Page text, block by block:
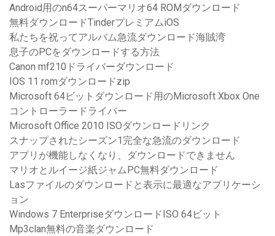
Android用のn64スーパーマリオ64 ROMダウンロード
無料ダウンロードTinderプレミアムiOS
私たちを祝ってアルバム急流ダウンロード海賊湾
息子のPCをダウンロードする方法
Canon mf210ドライバーダウンロード
IOS 11 romダウンロードzip
Microsoft 64ビットダウンロード用のMicrosoft Xbox One
コントローラードライバー
Microsoft Office 2010 ISOダウンロードリンク
スナップされたシーズン1完全な急流のダウンロード
アプリが機能しなくなり、ダウンロードできません
マリオとルイージ紙ジャムPC無料ダウンロード
Lasファイルのダウンロードと表示に最適なアプリケーシ
ョン
Windows 7 EnterpriseダウンロードISO 64ビット
Mp3clan無料の音楽ダウンロード